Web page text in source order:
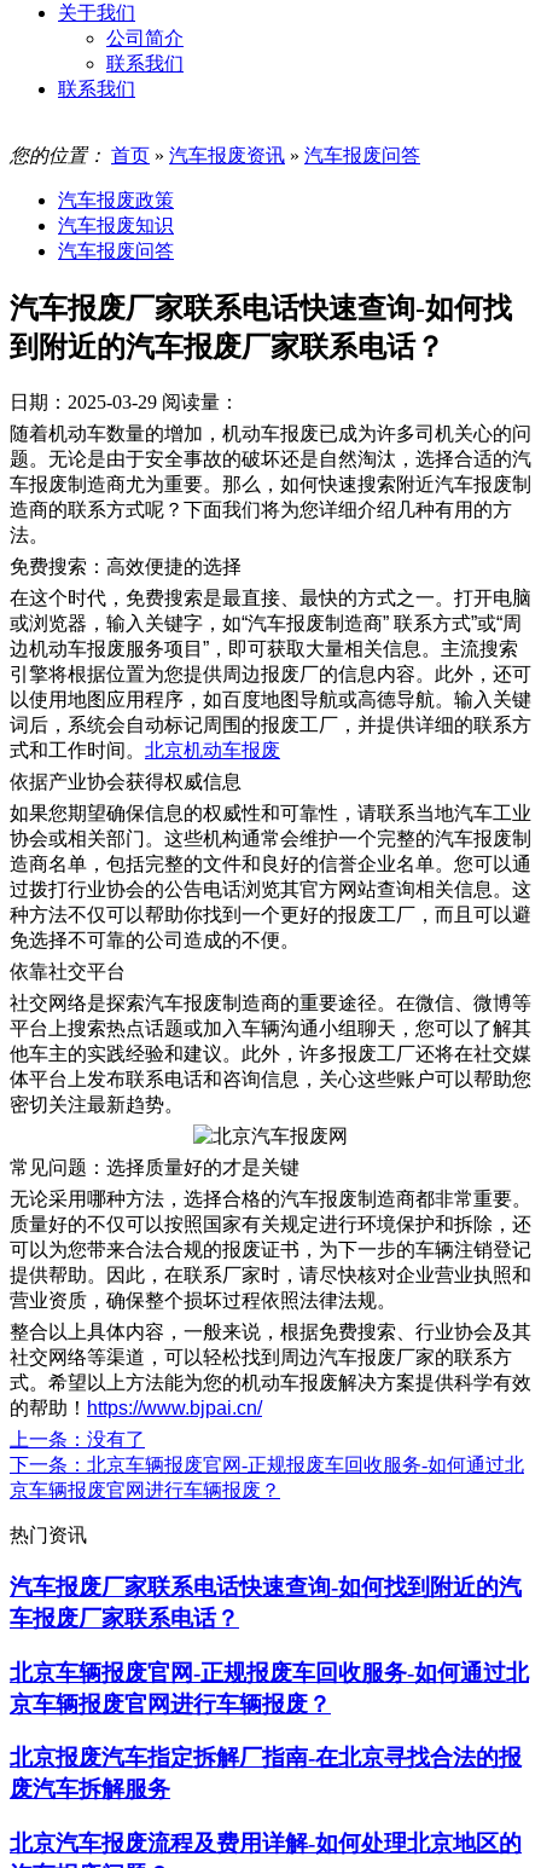
关于我们
公司简介
联系我们
联系我们
您的位置： 首页 » 汽车报废资讯 » 汽车报废问答
汽车报废政策
汽车报废知识
汽车报废问答
汽车报废厂家联系电话快速查询-如何找
到附近的汽车报废厂家联系电话？
日期：2025-03-29 阅读量：
随着机动车数量的增加，机动车报废已成为许多司机关心的问
题。无论是由于安全事故的破坏还是自然淘汰，选择合适的汽
车报废制造商尤为重要。那么，如何快速搜索附近汽车报废制
造商的联系方式呢？下面我们将为您详细介绍几种有用的方
法。
免费搜索：高效便捷的选择
在这个时代，免费搜索是最直接、最快的方式之一。打开电脑
或浏览器，输入关键字，如“汽车报废制造商” 联系方式”或“周
边机动车报废服务项目”，即可获取大量相关信息。主流搜索
引擎将根据位置为您提供周边报废厂的信息内容。此外，还可
以使用地图应用程序，如百度地图导航或高德导航。输入关键
词后，系统会自动标记周围的报废工厂，并提供详细的联系方
式和工作时间。 北京机动车报废
依据产业协会获得权威信息
如果您期望确保信息的权威性和可靠性，请联系当地汽车工业
协会或相关部门。这些机构通常会维护一个完整的汽车报废制
造商名单，包括完整的文件和良好的信誉企业名单。您可以通
过拨打行业协会的公告电话浏览其官方网站查询相关信息。这
种方法不仅可以帮助你找到一个更好的报废工厂，而且可以避
免选择不可靠的公司造成的不便。
依靠社交平台
社交网络是探索汽车报废制造商的重要途径。在微信、微博等
平台上搜索热点话题或加入车辆沟通小组聊天，您可以了解其
他车主的实践经验和建议。此外，许多报废工厂还将在社交媒
体平台上发布联系电话和咨询信息，关心这些账户可以帮助您
密切关注最新趋势。
常见问题：选择质量好的才是关键
无论采用哪种方法，选择合格的汽车报废制造商都非常重要。
质量好的不仅可以按照国家有关规定进行环境保护和拆除，还
可以为您带来合法合规的报废证书，为下一步的车辆注销登记
提供帮助。因此，在联系厂家时，请尽快核对企业营业执照和
营业资质，确保整个损坏过程依照法律法规。
整合以上具体内容，一般来说，根据免费搜索、行业协会及其
社交网络等渠道，可以轻松找到周边汽车报废厂家的联系方
式。希望以上方法能为您的机动车报废解决方案提供科学有效
的帮助！ https://www.bjpai.cn/
上一条 ：没有了
下一条 ：北京车辆报废官网-正规报废车回收服务-如何通过北
京车辆报废官网进行车辆报废？
热门资讯
汽车报废厂家联系电话快速查询-如何找到附近的汽
车报废厂家联系电话？
北京车辆报废官网-正规报废车回收服务-如何通过北
京车辆报废官网进行车辆报废？
北京报废汽车指定拆解厂指南-在北京寻找合法的报
废汽车拆解服务
北京汽车报废流程及费用详解-如何处理北京地区的